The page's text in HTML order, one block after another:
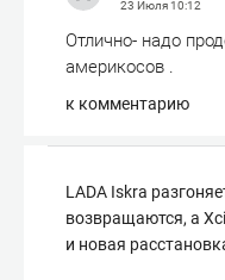
23 Июля10:12
Отлично- надо
америкосов .
к комментарию
LADA Iskra
возвращаются, а
и новая